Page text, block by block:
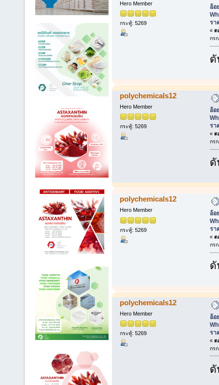
Hero Member
กระทู้: 5269
อ้อ
รา
« ต
กร
ดั
polychemicals12
Hero Member
กระทู้: 5269
อ้อ
รา
« ต
กร
ดั
polychemicals12
Hero Member
กระทู้: 5269
อ้อ
รา
« ต
กร
ดั
polychemicals12
Hero Member
กระทู้: 5269
อ้อ
รา
« ต
กร
ดั